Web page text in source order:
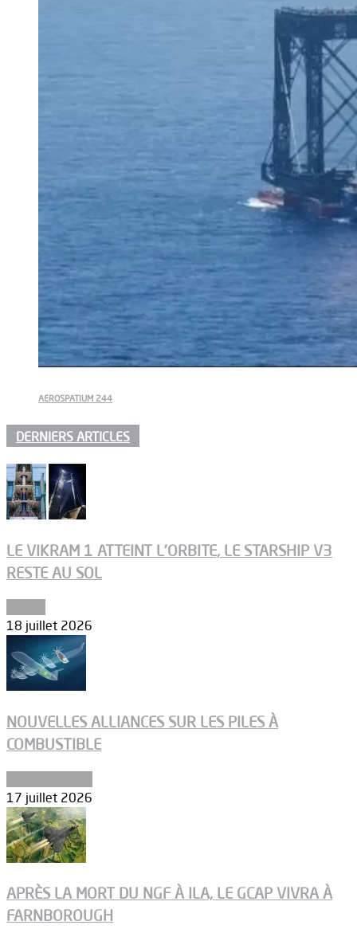
AEROSPATIUM 244
DERNIERS ARTICLES
LE VIKRAM 1 ATTEINT L’ORBITE, LE STARSHIP V3
RESTE AU SOL
18 juillet 2026
NOUVELLES ALLIANCES SUR LES PILES À
COMBUSTIBLE
17 juillet 2026
APRÈS LA MORT DU NGF À ILA, LE GCAP VIVRA À
FARNBOROUGH